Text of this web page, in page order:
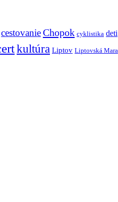
cestovanieChopok cyklistika deti
kultúra Liptov Liptovská Mara